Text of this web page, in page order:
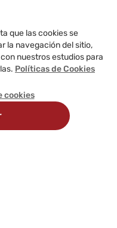
que las cookies se
la navegación del sitio,
nuestros estudios para
Políticas de Cookies
cookies